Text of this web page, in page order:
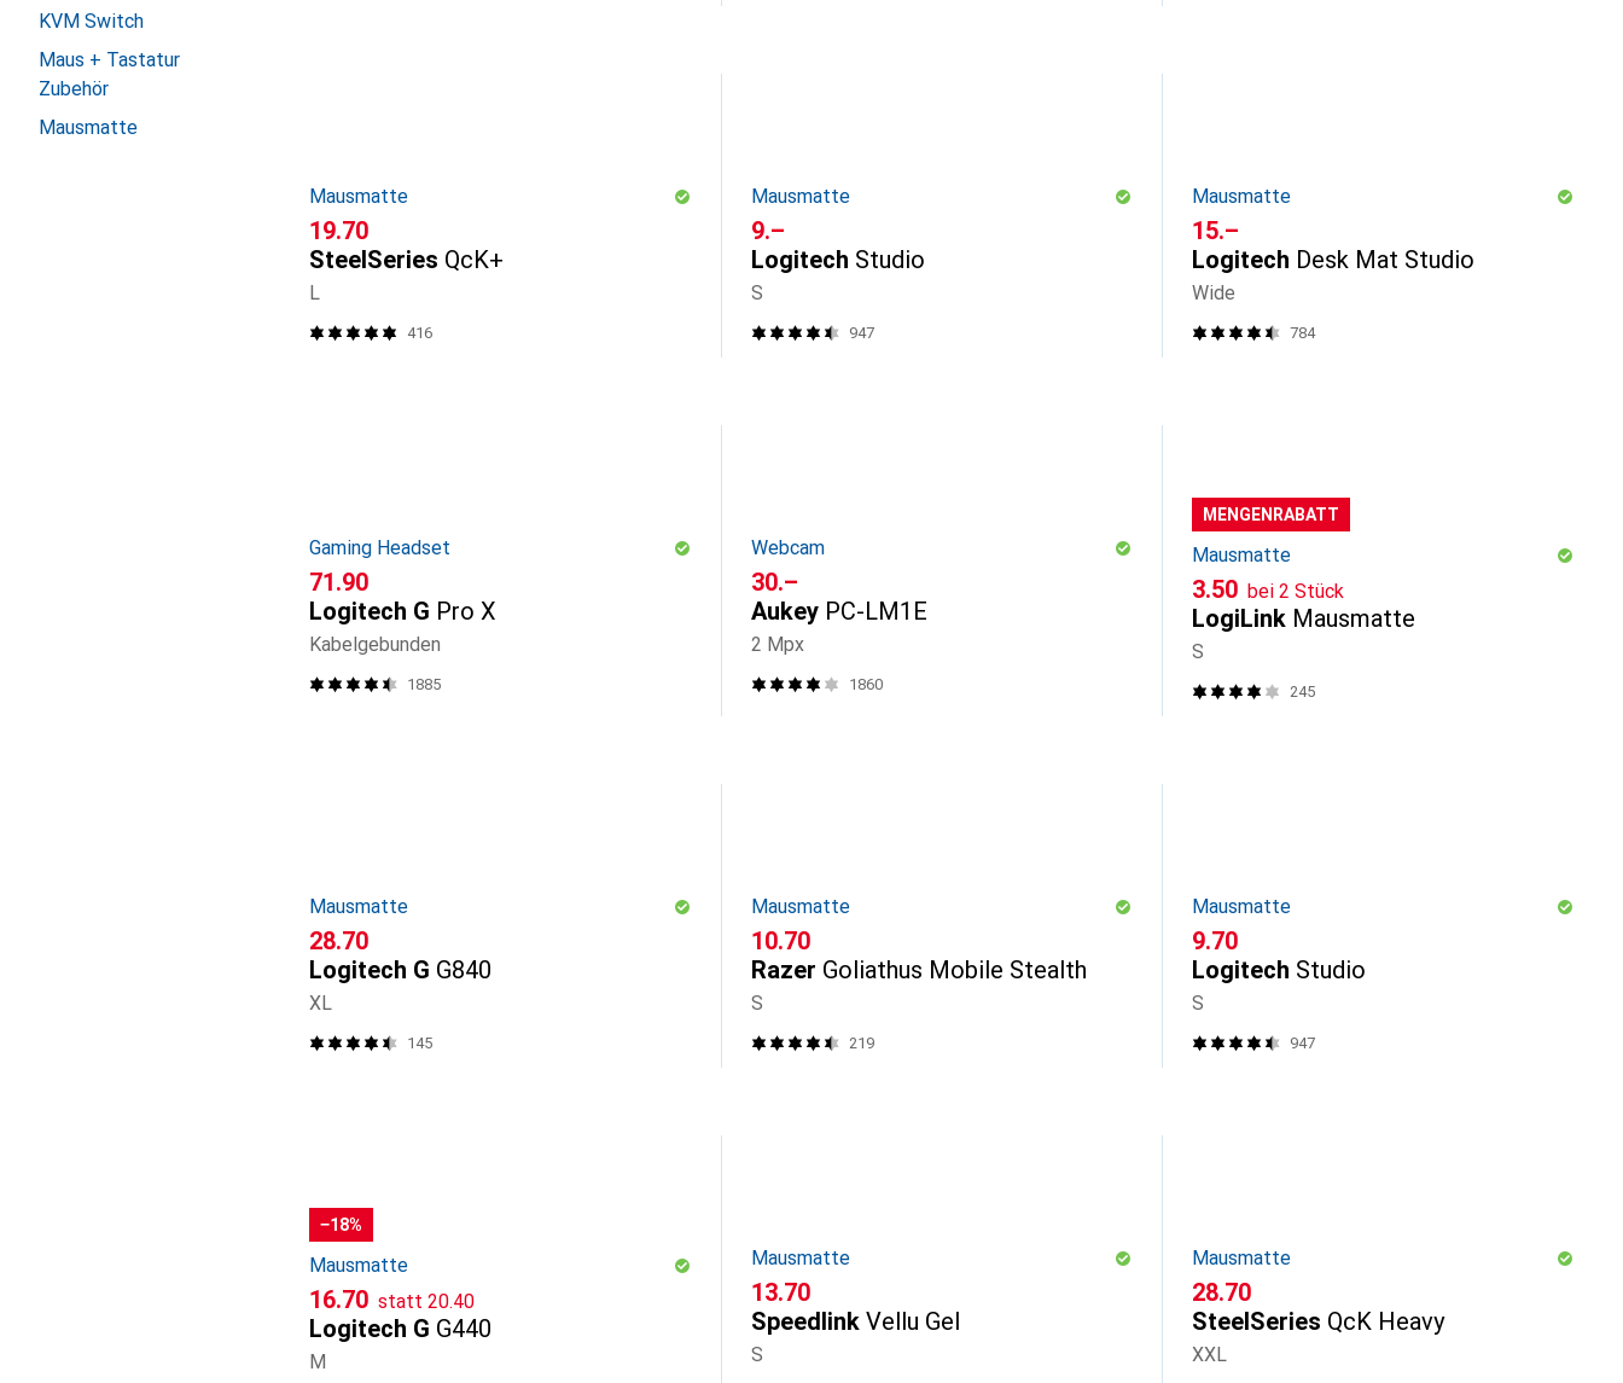
KVM Switch
Maus + Tastatur
Zubehör
Mausmatte
Mausmatte
CHF
19.70
SteelSeries QcK+
L
416
Mausmatte
CHF
9.–
Logitech Studio
S
947
Mausmatte
CHF
15.–
Logitech Desk Mat Studio
Wide
784
Gaming Headset
CHF
71.90
Logitech G Pro X
Kabelgebunden
1885
Webcam
CHF
30.–
Aukey PC-LM1E
2 Mpx
1860
MENGENRABATT
Mausmatte
CHF
3.50 bei 2 Stück
LogiLink Mausmatte
S
245
Mausmatte
CHF
28.70
Logitech G G840
XL
145
Mausmatte
CHF
10.70
Razer Goliathus Mobile Stealth
S
219
Mausmatte
CHF
9.70
Logitech Studio
S
947
−18%
Mausmatte
CHF
16.70 statt CHF
20.40
Logitech G G440
M
Mausmatte
CHF
13.70
Speedlink Vellu Gel
S
Mausmatte
CHF
28.70
SteelSeries QcK Heavy
XXL